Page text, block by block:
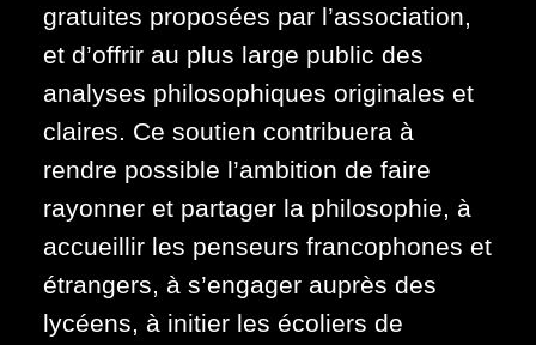
gratuites proposées par l’association,
et d’offrir au plus large public des
analyses philosophiques originales et
claires. Ce soutien contribuera à
rendre possible l’ambition de faire
rayonner et partager la philosophie, à
accueillir les penseurs francophones et
étrangers, à s’engager auprès des
lycéens, à initier les écoliers de